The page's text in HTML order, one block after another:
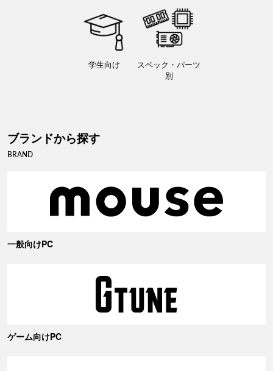
学生向け
スペック・パーツ
別
ブランドから探す
BRAND
一般向けPC
ゲーム向けPC